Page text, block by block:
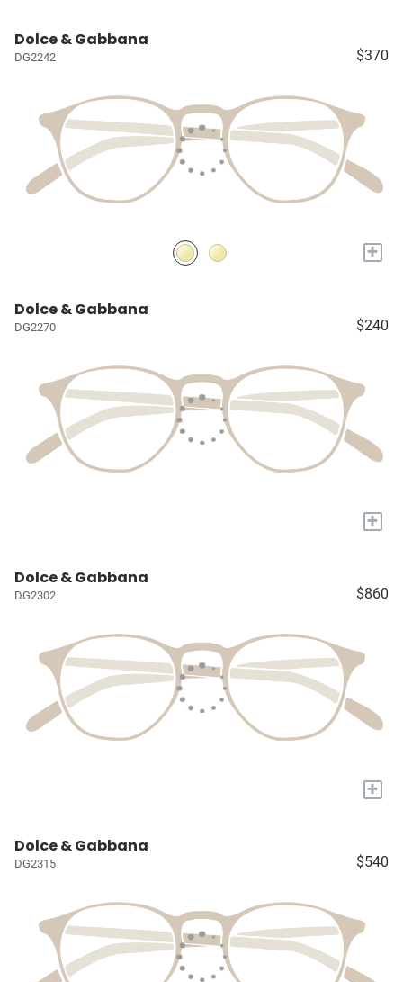
Dolce & Gabbana
DG2242 $370
+
Dolce & Gabbana
DG2270 $240
+
Dolce & Gabbana
DG2302 $860
+
Dolce & Gabbana
DG2315 $540